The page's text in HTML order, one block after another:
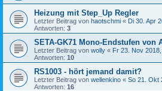
Heizung mit Step_Up Regler
Letzter Beitrag von haotschmi « Di 30. Apr
Antworten: 3
SETA-GK71 Mono-Endstufen von
Letzter Beitrag von wolly « Fr 23. Nov
Antworten: 10
RS1003 - hört jemand damit?
Letzter Beitrag von wellenkino « So 21. Okt
Antworten: 16